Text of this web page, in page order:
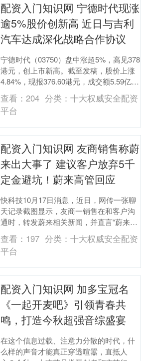
配资入门知识网 宁德时代现涨
逾5%股价创新高 近日与吉利
汽车达成深化战略合作协议
宁德时代（03750）盘中涨超5%，高见378
港元，创上市新高。截至发稿，股价上涨
4.84%，现报376.60港元，成交额5.59亿港
元。 据宁德时代官微消息，....
查看：204 分类： 十大权威安全配资
平台
配资入门知识网 友商销售称蔚
来出大事了 建议客户放弃5千
定金避坑！蔚来高管回应
快科技10月17日消息，近日，网传一张聊
天记录截图显示，友商一销售在和客户沟
通时，转发蔚来相关新闻，并直言“蔚来财
务造假”、“股东起诉”以及“品牌岌岌可危”，
之....
查看： 197 分类： 十大权威安全配资
平台
配资入门知识网 加多宝冠名
《一起开麦吧》引领青春共
鸣，打造今秋超强音综盛宴
在这个信息过载、注意力分散的时代，什
么样的声音才能真正穿透喧嚣，直抵人